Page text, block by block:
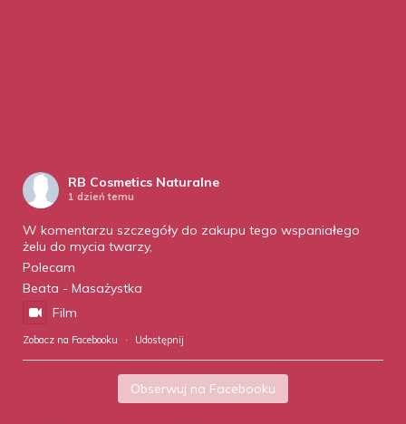
RB Cosmetics Naturalne
1 dzień temu
W komentarzu szczegóły do zakupu tego wspaniałego
żelu do mycia twarzy,
Polecam
Beata - Masażystka
Film
Zobacz na Facebooku · Udostępnij
Obserwuj na Facebooku